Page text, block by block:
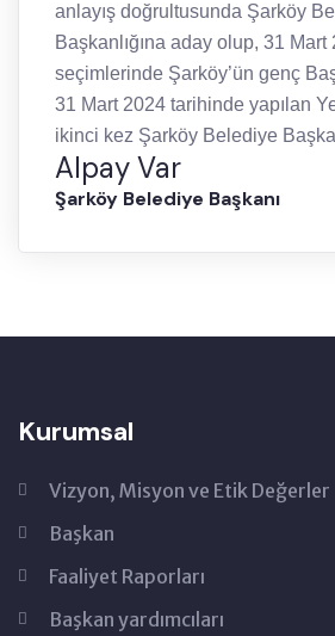
anlayış doğrultusunda Şarköy
Başkanlığına aday olup, 31 Mart
seçimlerinde Şarköy’ün genç
31 Mart 2024 tarihinde yapılan
ikinci kez Şarköy Belediye
Alpay Var
Şarköy Belediye Başkanı
Kurumsal
Vizyon, Misyon ve Etik Değerler
Başkan
Faaliyet Raporları
Başkan yardımcıları